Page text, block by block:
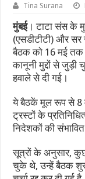
Tina Surana
मुंबई। टाटा संस के
(एसडीटीटी) और सर
बैठक को 16 मई तक
कानूनी मुद्दों से जुड़ी
हवाले से दी गई।
ये बैठकें मूल रूप से 8
ट्रस्टों के
निदेशकों की संभावित
सूत्रों के अनुसार, कुछ
चुके थे, उन्हें बैठक